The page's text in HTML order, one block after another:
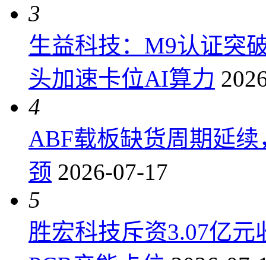
3
生益科技：M9认证突
头加速卡位AI算力
4
ABF载板缺货周期延
颈 2026-07-17
5
胜宏科技斥资3.07亿